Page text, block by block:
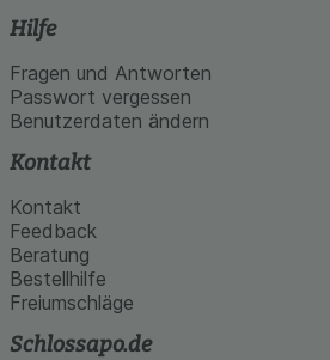
Hilfe
Fragen und Antworten
Passwort vergessen
Benutzerdaten ändern
Kontakt
Kontakt
Feedback
Beratung
Bestellhilfe
Freiumschläge
Schlossapo.de